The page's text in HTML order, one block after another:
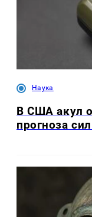
Наука
В США акул
прогноза